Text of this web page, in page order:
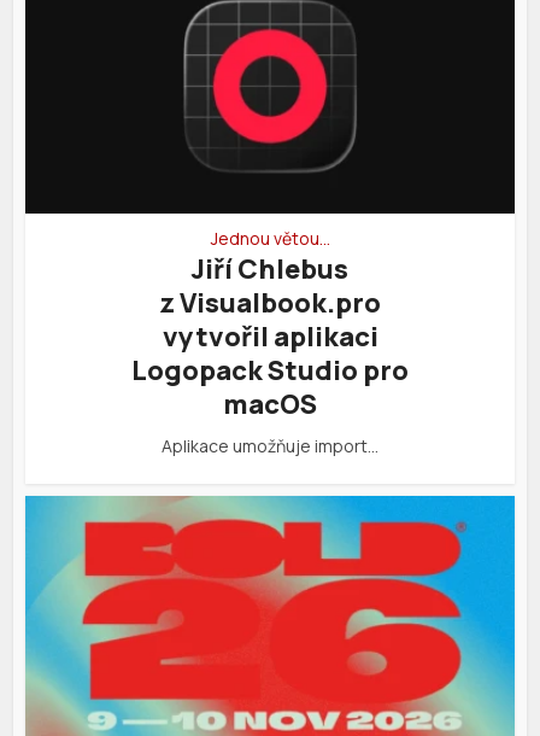
Jednou větou…
Jiří Chlebus
z Visualbook.pro
vytvořil aplikaci
Logopack Studio pro
macOS
Aplikace umožňuje import…